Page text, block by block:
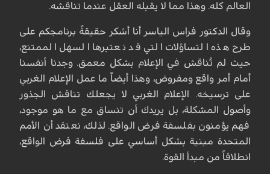
العالم كله. وهذا مما لا يقبله العقل عندما تناقشه.
وقال الدكتور فراس الياسر أنا أشكر حقيقةً برنامجكم على
طرح هذه التساؤلات التي قد نعتبرها السهل الممتنع،
حيث لم تُناقش في الإعلام بشكل معمق. وجدنا أنفسنا
أمام أمر واقع ومفروض، وهذا أيضاً ما عمل الإعلام الغربي
على ترسيخه. الإعلام الغربي لا يجعلك تناقش الجذور
وأصول المشكلة، بل يريدك أن تنساق مع ما هو موجود،
فهم يؤمنون بفلسفة فرض الواقع. لذلك، نعتقد أن الأمم
المتحدة مبنية بشكل أساسي على فلسفة فرض الواقع،
انطلاقاً من مبدأ القوة.